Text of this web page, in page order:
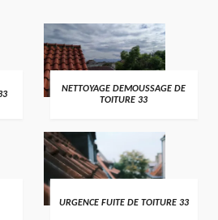
NETTOYAGE DEMOUSSAGE DE
TOITURE 33
URGENCE FUITE DE TOITURE 33